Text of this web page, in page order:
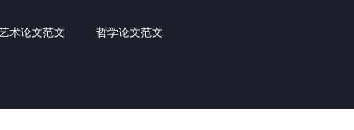
术论文范文 哲学论文范文